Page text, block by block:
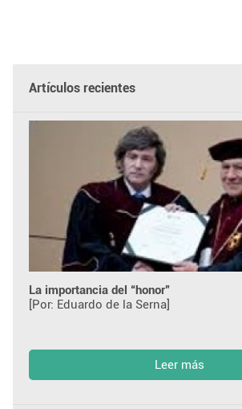
Artículos recientes
La importancia del “honor”
[Por: Eduardo de la Serna]
Leer más